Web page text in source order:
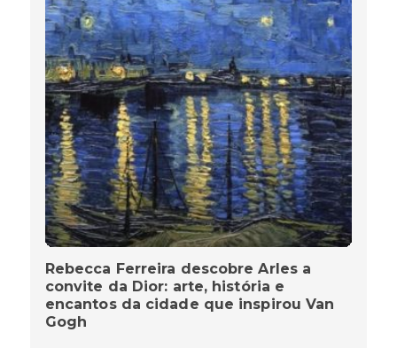
Rebecca Ferreira descobre Arles a
convite da Dior: arte, história e
encantos da cidade que inspirou Van
Gogh